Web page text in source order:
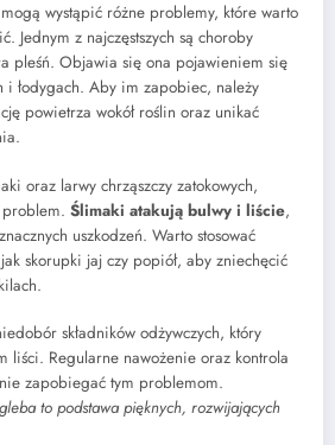
wystąpić różne problemy, które warto
Jednym z najczęstszych są choroby
pleśń. Objawia się ona pojawieniem się
i łodygach. Aby im zapobiec, należy
powietrza wokół roślin oraz unikać
oraz larwy chrząszczy zatokowych,
Ślimaki atakują bulwy i liście,
uszkodzeń. Warto stosować
skorupki jaj czy popiół, aby zniechęcić
składników odżywczych, który
liści. Regularne nawożenie oraz kontrola
zapobiegać tym problemom.
to podstawa pięknych, rozwijających